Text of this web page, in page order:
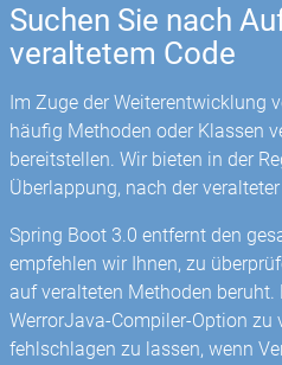
Suchen Sie nach
veraltetem Code
Im Zuge der Weiterentwicklung
häufig Methoden oder Klassen
bereitstellen. Wir bieten in der
Überlappung, nach der
Spring Boot 3.0 entfernt den
empfehlen wir Ihnen, zu
auf veralteten Methoden beruht.
WerrorJava-Compiler-Option zu
fehlschlagen zu lassen, wenn